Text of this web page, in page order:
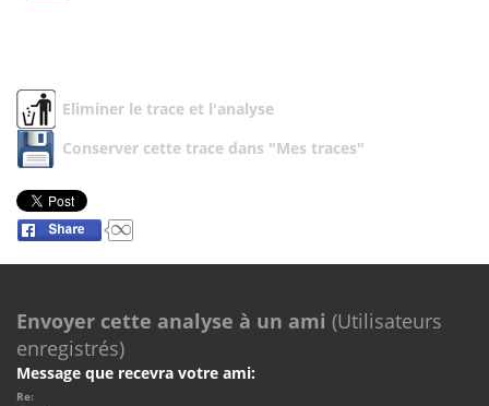
Eliminer le trace et l'analyse
Conserver cette trace dans "Mes traces"
Envoyer cette analyse à un ami (Utilisateurs
enregistrés)
Message que recevra votre ami:
Re: